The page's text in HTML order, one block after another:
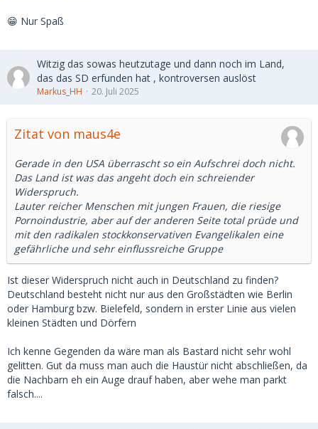
😁 Nur Spaß
Witzig das sowas heutzutage und dann noch im Land,
das das SD erfunden hat , kontroversen auslöst
Markus_HH 20. Juli 2025
Zitat von maus4e
Gerade in den USA überrascht so ein Aufschrei doch nicht.
Das Land ist was das angeht doch ein schreiender
Widerspruch.
Lauter reicher Menschen mit jungen Frauen, die riesige
Pornoindustrie, aber auf der anderen Seite total prüde und
mit den radikalen stockkonservativen Evangelikalen eine
gefährliche und sehr einflussreiche Gruppe
Ist dieser Widerspruch nicht auch in Deutschland zu finden?
Deutschland besteht nicht nur aus den Großstädten wie Berlin
oder Hamburg bzw. Bielefeld, sondern in erster Linie aus vielen
kleinen Städten und Dörfern
Ich kenne Gegenden da wäre man als Bastard nicht sehr wohl
gelitten. Gut da muss man auch die Haustür nicht abschließen, da
die Nachbarn eh ein Auge drauf haben, aber wehe man parkt
falsch....